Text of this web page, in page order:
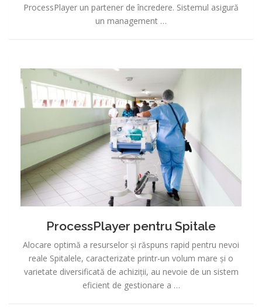
ProcessPlayer un partener de încredere. Sistemul asigură
un management …
ProcessPlayer
pentru
Spitale
ProcessPlayer pentru Spitale
Alocare optimă a resurselor și răspuns rapid pentru nevoi
reale Spitalele, caracterizate printr-un volum mare și o
varietate diversificată de achiziții, au nevoie de un sistem
eficient de gestionare a …